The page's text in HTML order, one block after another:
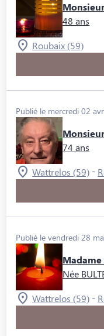
48 ans
Roubaix (59)
Publié le mercredi 02
74 ans
Wattrelos (59) -
Publié le vendredi 28
Madame
Née
Wattrelos (59) -